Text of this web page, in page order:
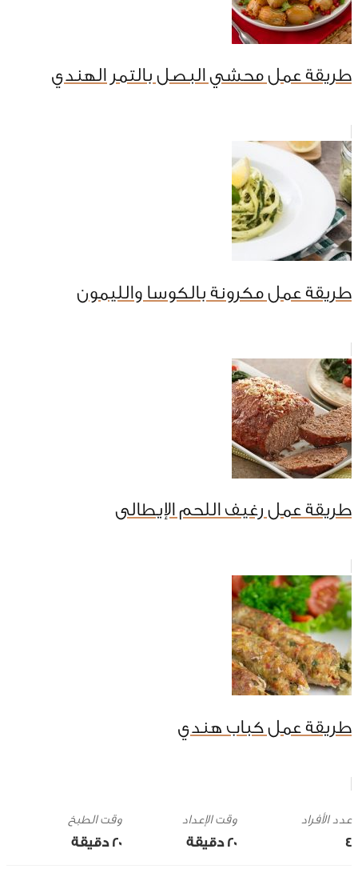
طريقة عمل محشي البصل بالتمر الهندي
طريقة عمل مكرونة بالكوسا والليمون
طريقة عمل رغيف اللحم الإيطالى
طريقة عمل كباب هندي
4
وقت الإعداد
20 ‎دقيقة
وقت الطبخ
20 ‎دقيقة